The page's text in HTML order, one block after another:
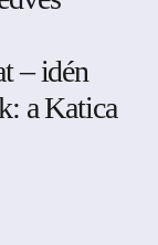
– idén
a Katica